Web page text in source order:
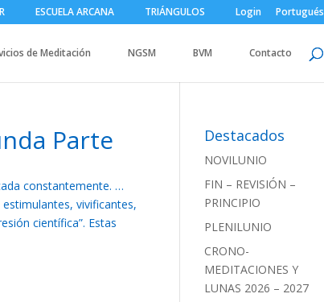
ESCUELA ARCANA TRIÁNGULOS Login Portugués
de Meditación NGSM BVM Contacto
Parte
constantemente. …
vivificantes,
científica”. Estas
Destacados
NOVILUNIO
FIN – REVISIÓN –
PRINCIPIO
PLENILUNIO
CRONO-
MEDITACIONES Y
LUNAS 2026 – 2027